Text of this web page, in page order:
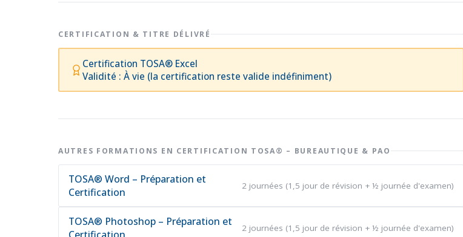
CERTIFICATION & TITRE DÉLIVRÉ
Certification TOSA® Excel
Validité : À vie (la certification reste valide indéfiniment)
AUTRES FORMATIONS EN CERTIFICATION TOSA® – BUREAUTIQUE & PAO
TOSA® Word – Préparation et
Certification
2 journées (1,5 jour de révision + ½ journée d'examen)
TOSA® Photoshop – Préparation et
2 journées (1,5 jour de révision + ½ journée d'examen)